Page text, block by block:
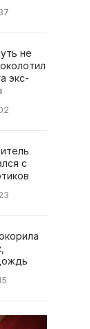
не
экс-
с